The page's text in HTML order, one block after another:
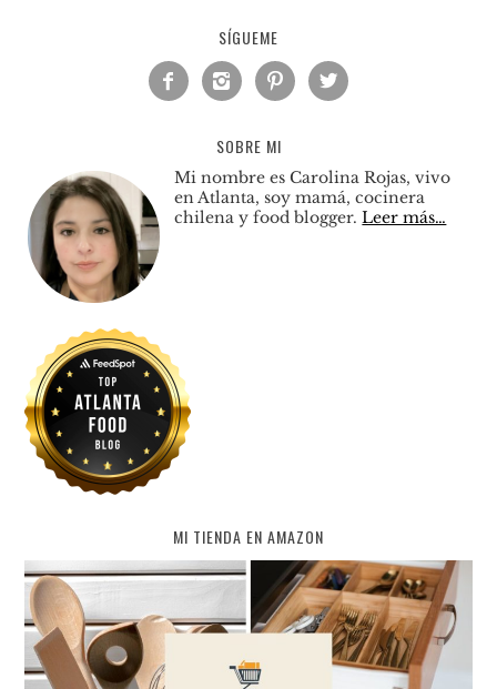
SÍGUEME
   
SOBRE MI
Mi nombre es Carolina Rojas, vivo
en Atlanta, soy mamá, cocinera
chilena y food blogger.Leer más…
MI TIENDA EN AMAZON